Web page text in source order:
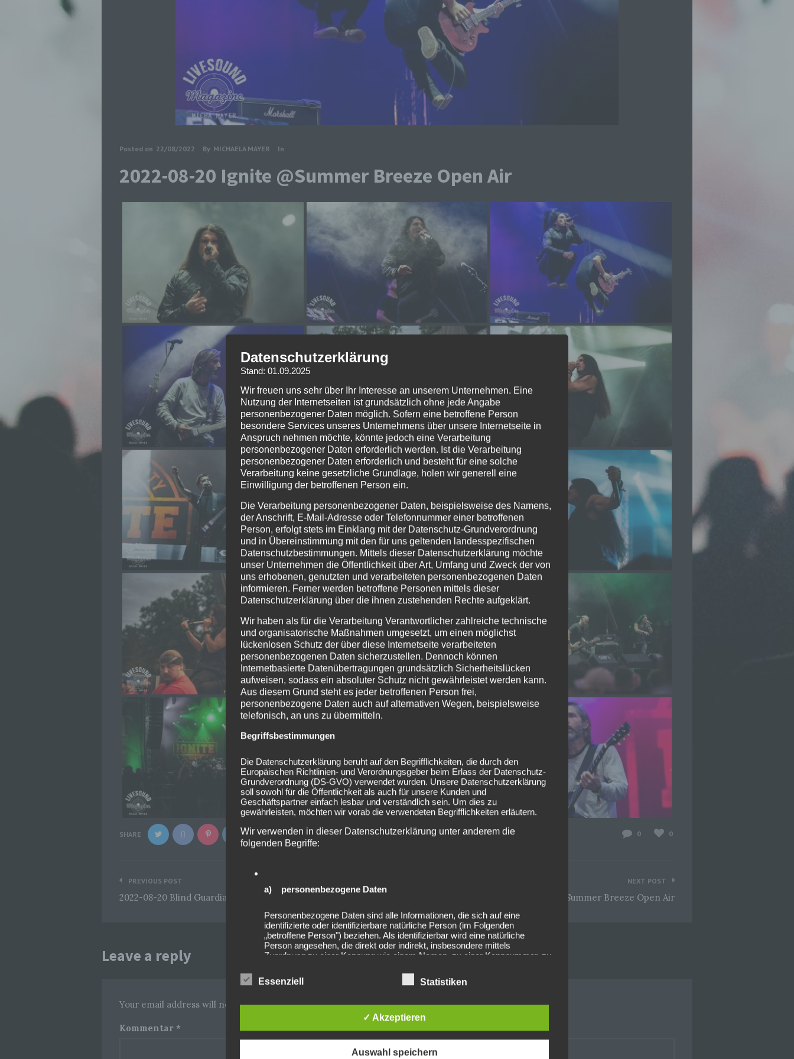
Posted on 22/08/2022 By MICHAELA MAYER In
2022-08-20 Ignite @Summer Breeze Open Air
SHARE 0 0
Beitragsnavigation
PREVIOUS POST
2022-08-20 Blind Guardian @Summer Breeze Open Air
NEXT POST
2022-08-20 Heaven Shall Burn @Summer Breeze Open Air
Leave a reply
Your email address will not be published. Required fields are marked *
Kommentar *
Datenschutzerklärung
Stand: 01.09.2025
Wir freuen uns sehr über Ihr Interesse an unserem Unternehmen. Eine
Nutzung der Internetseiten ist grundsätzlich ohne jede Angabe
personenbezogener Daten möglich. Sofern eine betroffene Person
besondere Services unseres Unternehmens über unsere Internetseite in
Anspruch nehmen möchte, könnte jedoch eine Verarbeitung
personenbezogener Daten erforderlich werden. Ist die Verarbeitung
personenbezogener Daten erforderlich und besteht für eine solche
Verarbeitung keine gesetzliche Grundlage, holen wir generell eine
Einwilligung der betroffenen Person ein.
Die Verarbeitung personenbezogener Daten, beispielsweise des Namens,
der Anschrift, E-Mail-Adresse oder Telefonnummer einer betroffenen
Person, erfolgt stets im Einklang mit der Datenschutz-Grundverordnung
und in Übereinstimmung mit den für uns geltenden landesspezifischen
Datenschutzbestimmungen. Mittels dieser Datenschutzerklärung möchte
unser Unternehmen die Öffentlichkeit über Art, Umfang und Zweck der von
uns erhobenen, genutzten und verarbeiteten personenbezogenen Daten
informieren. Ferner werden betroffene Personen mittels dieser
Datenschutzerklärung über die ihnen zustehenden Rechte aufgeklärt.
Wir haben als für die Verarbeitung Verantwortlicher zahlreiche technische
und organisatorische Maßnahmen umgesetzt, um einen möglichst
lückenlosen Schutz der über diese Internetseite verarbeiteten
personenbezogenen Daten sicherzustellen. Dennoch können
Internetbasierte Datenübertragungen grundsätzlich Sicherheitslücken
aufweisen, sodass ein absoluter Schutz nicht gewährleistet werden kann.
Aus diesem Grund steht es jeder betroffenen Person frei,
personenbezogene Daten auch auf alternativen Wegen, beispielsweise
telefonisch, an uns zu übermitteln.
Begriffsbestimmungen
Die Datenschutzerklärung beruht auf den Begrifflichkeiten, die durch den
Europäischen Richtlinien- und Verordnungsgeber beim Erlass der Datenschutz-
Grundverordnung (DS-GVO) verwendet wurden. Unsere Datenschutzerklärung
soll sowohl für die Öffentlichkeit als auch für unsere Kunden und
Geschäftspartner einfach lesbar und verständlich sein. Um dies zu
gewährleisten, möchten wir vorab die verwendeten Begrifflichkeiten erläutern.
Wir verwenden in dieser Datenschutzerklärung unter anderem die
folgenden Begriffe:
a) personenbezogene Daten
Personenbezogene Daten sind alle Informationen, die sich auf eine
identifizierte oder identifizierbare natürliche Person (im Folgenden
„betroffene Person") beziehen. Als identifizierbar wird eine natürliche
Person angesehen, die direkt oder indirekt, insbesondere mittels
Zuordnung zu einer Kennung wie einem Namen, zu einer Kennnummer, zu
besonderen Merkmalen, die Ausdruck der physischen, physiologischen,
genetischen, psychischen, wirtschaftlichen, kulturellen oder sozialen
b) betroffene Person
Essenziell Statistiken
✓ Akzeptieren
Auswahl speichern